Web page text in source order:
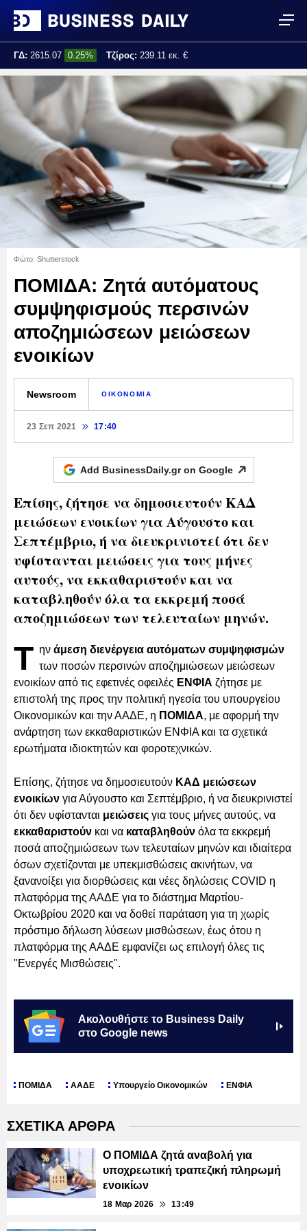
ΓΔ: 2615.07 0.25% Τζίρος: 239.11 εκ. €
Τελ. ενημέρωση: 17:25:01
Φώτο: Shutterstock
ΠΟΜΙΔΑ: Ζητά αυτόματους
συμψηφισμούς περσινών
αποζημιώσεων μειώσεων
ενοικίων
Newsroom ΟΙΚΟΝΟΜΙΑ
23 Σεπ 2021 17:40
Add BusinessDaily.gr on Google
Επίσης, ζήτησε να δημοσιευτούν ΚΑΔ
μειώσεων ενοικίων για Αύγουστο και
Σεπτέμβριο, ή να διευκρινιστεί ότι δεν
υφίστανται μειώσεις για τους μήνες
αυτούς, να εκκαθαριστούν και να
καταβληθούν όλα τα εκκρεμή ποσά
αποζημιώσεων των τελευταίων μηνών.
Τ ην άμεση διενέργεια αυτόματων συμψηφισμών
των ποσών περσινών αποζημιώσεων μειώσεων
ενοικίων από τις εφετινές οφειλές ΕΝΦΙΑ ζήτησε με
επιστολή της προς την πολιτική ηγεσία του υπουργείου
Οικονομικών και την ΑΑΔΕ, η ΠΟΜΙΔΑ, με αφορμή την
ανάρτηση των εκκαθαριστικών ΕΝΦΙΑ και τα σχετικά
ερωτήματα ιδιοκτητών και φοροτεχνικών.
Επίσης, ζήτησε να δημοσιευτούν ΚΑΔ μειώσεων
ενοικίων για Αύγουστο και Σεπτέμβριο, ή να διευκρινιστεί
ότι δεν υφίστανται μειώσεις για τους μήνες αυτούς, να
εκκαθαριστούν και να καταβληθούν όλα τα εκκρεμή
ποσά αποζημιώσεων των τελευταίων μηνών και ιδιαίτερα
όσων σχετίζονται με υπεκμισθώσεις ακινήτων, να
ξανανοίξει για διορθώσεις και νέες δηλώσεις COVID η
πλατφόρμα της ΑΑΔΕ για το διάστημα Μαρτίου-
Οκτωβρίου 2020 και να δοθεί παράταση για τη χωρίς
πρόστιμο δήλωση λύσεων μισθώσεων, έως ότου η
πλατφόρμα της ΑΑΔΕ εμφανίζει ως επιλογή όλες τις
"Ενεργές Μισθώσεις".
Ακολουθήστε το Business Daily
στο Google news
ΠΟΜΙΔΑ ΑΑΔΕ Υπουργείο Οικονομικών ΕΝΦΙΑ
ΣΧΕΤΙΚΑ ΑΡΘΡΑ
Ο ΠΟΜΙΔΑ ζητά αναβολή για
υποχρεωτική τραπεζική πληρωμή
ενοικίων
18 Μαρ 2026 13:49